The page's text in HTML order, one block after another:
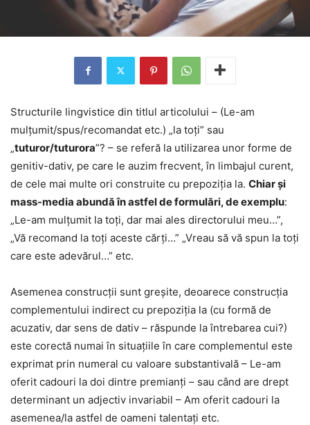
Structurile lingvistice din titlul articolului – (Le-am
mulțumit/spus/recomandat etc.) „la toți” sau
„tuturor/tuturora”? – se referă la utilizarea unor forme de
genitiv-dativ, pe care le auzim frecvent, în limbajul curent,
de cele mai multe ori construite cu prepoziția la. Chiar și
mass-media abundă în astfel de formulări, de exemplu:
„Le-am mulțumit la toți, dar mai ales directorului meu…”,
„Vă recomand la toți aceste cărți…” „Vreau să vă spun la toți
care este adevărul…” etc.
Asemenea construcții sunt greșite, deoarece construcția
complementului indirect cu prepoziția la (cu formă de
acuzativ, dar sens de dativ – răspunde la întrebarea cui?)
este corectă numai în situațiile în care complementul este
exprimat prin numeral cu valoare substantivală – Le-am
oferit cadouri la doi dintre premianți – sau când are drept
determinant un adjectiv invariabil – Am oferit cadouri la
asemenea/la astfel de oameni talentați etc.